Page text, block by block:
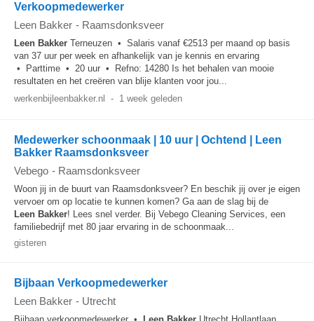
Verkoopmedewerker
Leen Bakker - Raamsdonksveer
Leen Bakker Terneuzen • Salaris vanaf €2513 per maand op basis
van 37 uur per week en afhankelijk van je kennis en ervaring
• Parttime • 20 uur • Refno: 14280 Is het behalen van mooie
resultaten en het creëren van blije klanten voor jou...
werkenbijleenbakker.nl
- 1 week geleden
Medewerker schoonmaak | 10 uur | Ochtend | Leen
Bakker Raamsdonksveer
Vebego - Raamsdonksveer
Woon jij in de buurt van Raamsdonksveer? En beschik jij over je eigen
vervoer om op locatie te kunnen komen? Ga aan de slag bij de
Leen Bakker! Lees snel verder. Bij Vebego Cleaning Services, een
familiebedrijf met 80 jaar ervaring in de schoonmaak...
gisteren
Bijbaan Verkoopmedewerker
Leen Bakker - Utrecht